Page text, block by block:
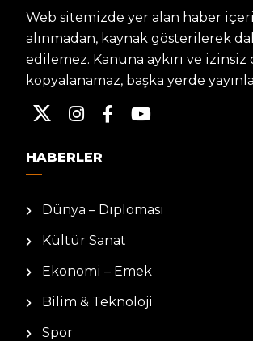
Web sitemizde yer alan haber
alınmadan, kaynak gösterilerek
edilemez. Kanuna aykırı ve izinsiz
kopyalanamaz, başka yerde
HABERLER
Dünya – Diplomasi
Kültür Sanat
Ekonomi – Emek
Bilim & Teknoloji
Spor